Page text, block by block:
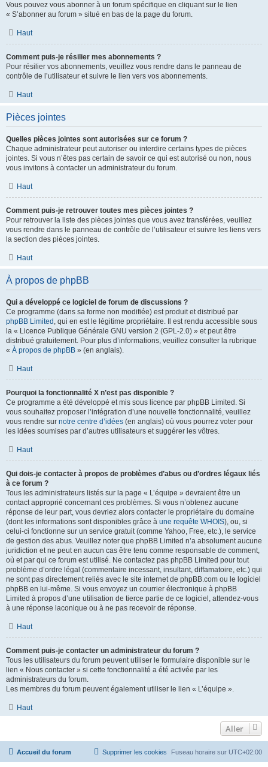
Vous pouvez vous abonner à un forum spécifique en cliquant sur le lien
« S’abonner au forum » situé en bas de la page du forum.
Haut
Comment puis-je résilier mes abonnements ?
Pour résilier vos abonnements, veuillez vous rendre dans le panneau de
contrôle de l’utilisateur et suivre le lien vers vos abonnements.
Haut
Pièces jointes
Quelles pièces jointes sont autorisées sur ce forum ?
Chaque administrateur peut autoriser ou interdire certains types de pièces
jointes. Si vous n’êtes pas certain de savoir ce qui est autorisé ou non, nous
vous invitons à contacter un administrateur du forum.
Haut
Comment puis-je retrouver toutes mes pièces jointes ?
Pour retrouver la liste des pièces jointes que vous avez transférées, veuillez
vous rendre dans le panneau de contrôle de l’utilisateur et suivre les liens vers
la section des pièces jointes.
Haut
À propos de phpBB
Qui a développé ce logiciel de forum de discussions ?
Ce programme (dans sa forme non modifiée) est produit et distribué par
phpBB Limited , qui en est le légitime propriétaire. Il est rendu accessible sous
la « Licence Publique Générale GNU version 2 (GPL-2.0) » et peut être
distribué gratuitement. Pour plus d’informations, veuillez consulter la rubrique
« À propos de phpBB » (en anglais).
Haut
Pourquoi la fonctionnalité X n’est pas disponible ?
Ce programme a été développé et mis sous licence par phpBB Limited. Si
vous souhaitez proposer l’intégration d’une nouvelle fonctionnalité, veuillez
vous rendre sur notre centre d’idées (en anglais) où vous pourrez voter pour
les idées soumises par d’autres utilisateurs et suggérer les vôtres.
Haut
Qui dois-je contacter à propos de problèmes d’abus ou d’ordres légaux liés
à ce forum ?
Tous les administrateurs listés sur la page « L’équipe » devraient être un
contact approprié concernant ces problèmes. Si vous n’obtenez aucune
réponse de leur part, vous devriez alors contacter le propriétaire du domaine
(dont les informations sont disponibles grâce à une requête WHOIS), ou, si
celui-ci fonctionne sur un service gratuit (comme Yahoo, Free, etc.), le service
de gestion des abus. Veuillez noter que phpBB Limited n’a absolument aucune
juridiction et ne peut en aucun cas être tenu comme responsable de comment,
où et par qui ce forum est utilisé. Ne contactez pas phpBB Limited pour tout
problème d’ordre légal (commentaire incessant, insultant, diffamatoire, etc.) qui
ne sont pas directement reliés avec le site internet de phpBB.com ou le logiciel
phpBB en lui-même. Si vous envoyez un courrier électronique à phpBB
Limited à propos d’une utilisation de tierce partie de ce logiciel, attendez-vous
à une réponse laconique ou à ne pas recevoir de réponse.
Haut
Comment puis-je contacter un administrateur du forum ?
Tous les utilisateurs du forum peuvent utiliser le formulaire disponible sur le
lien « Nous contacter » si cette fonctionnalité a été activée par les
administrateurs du forum.
Les membres du forum peuvent également utiliser le lien « L’équipe ».
Haut
Aller
Accueil du forum Fuseau horaire sur UTC+02:00
Supprimer les cookies